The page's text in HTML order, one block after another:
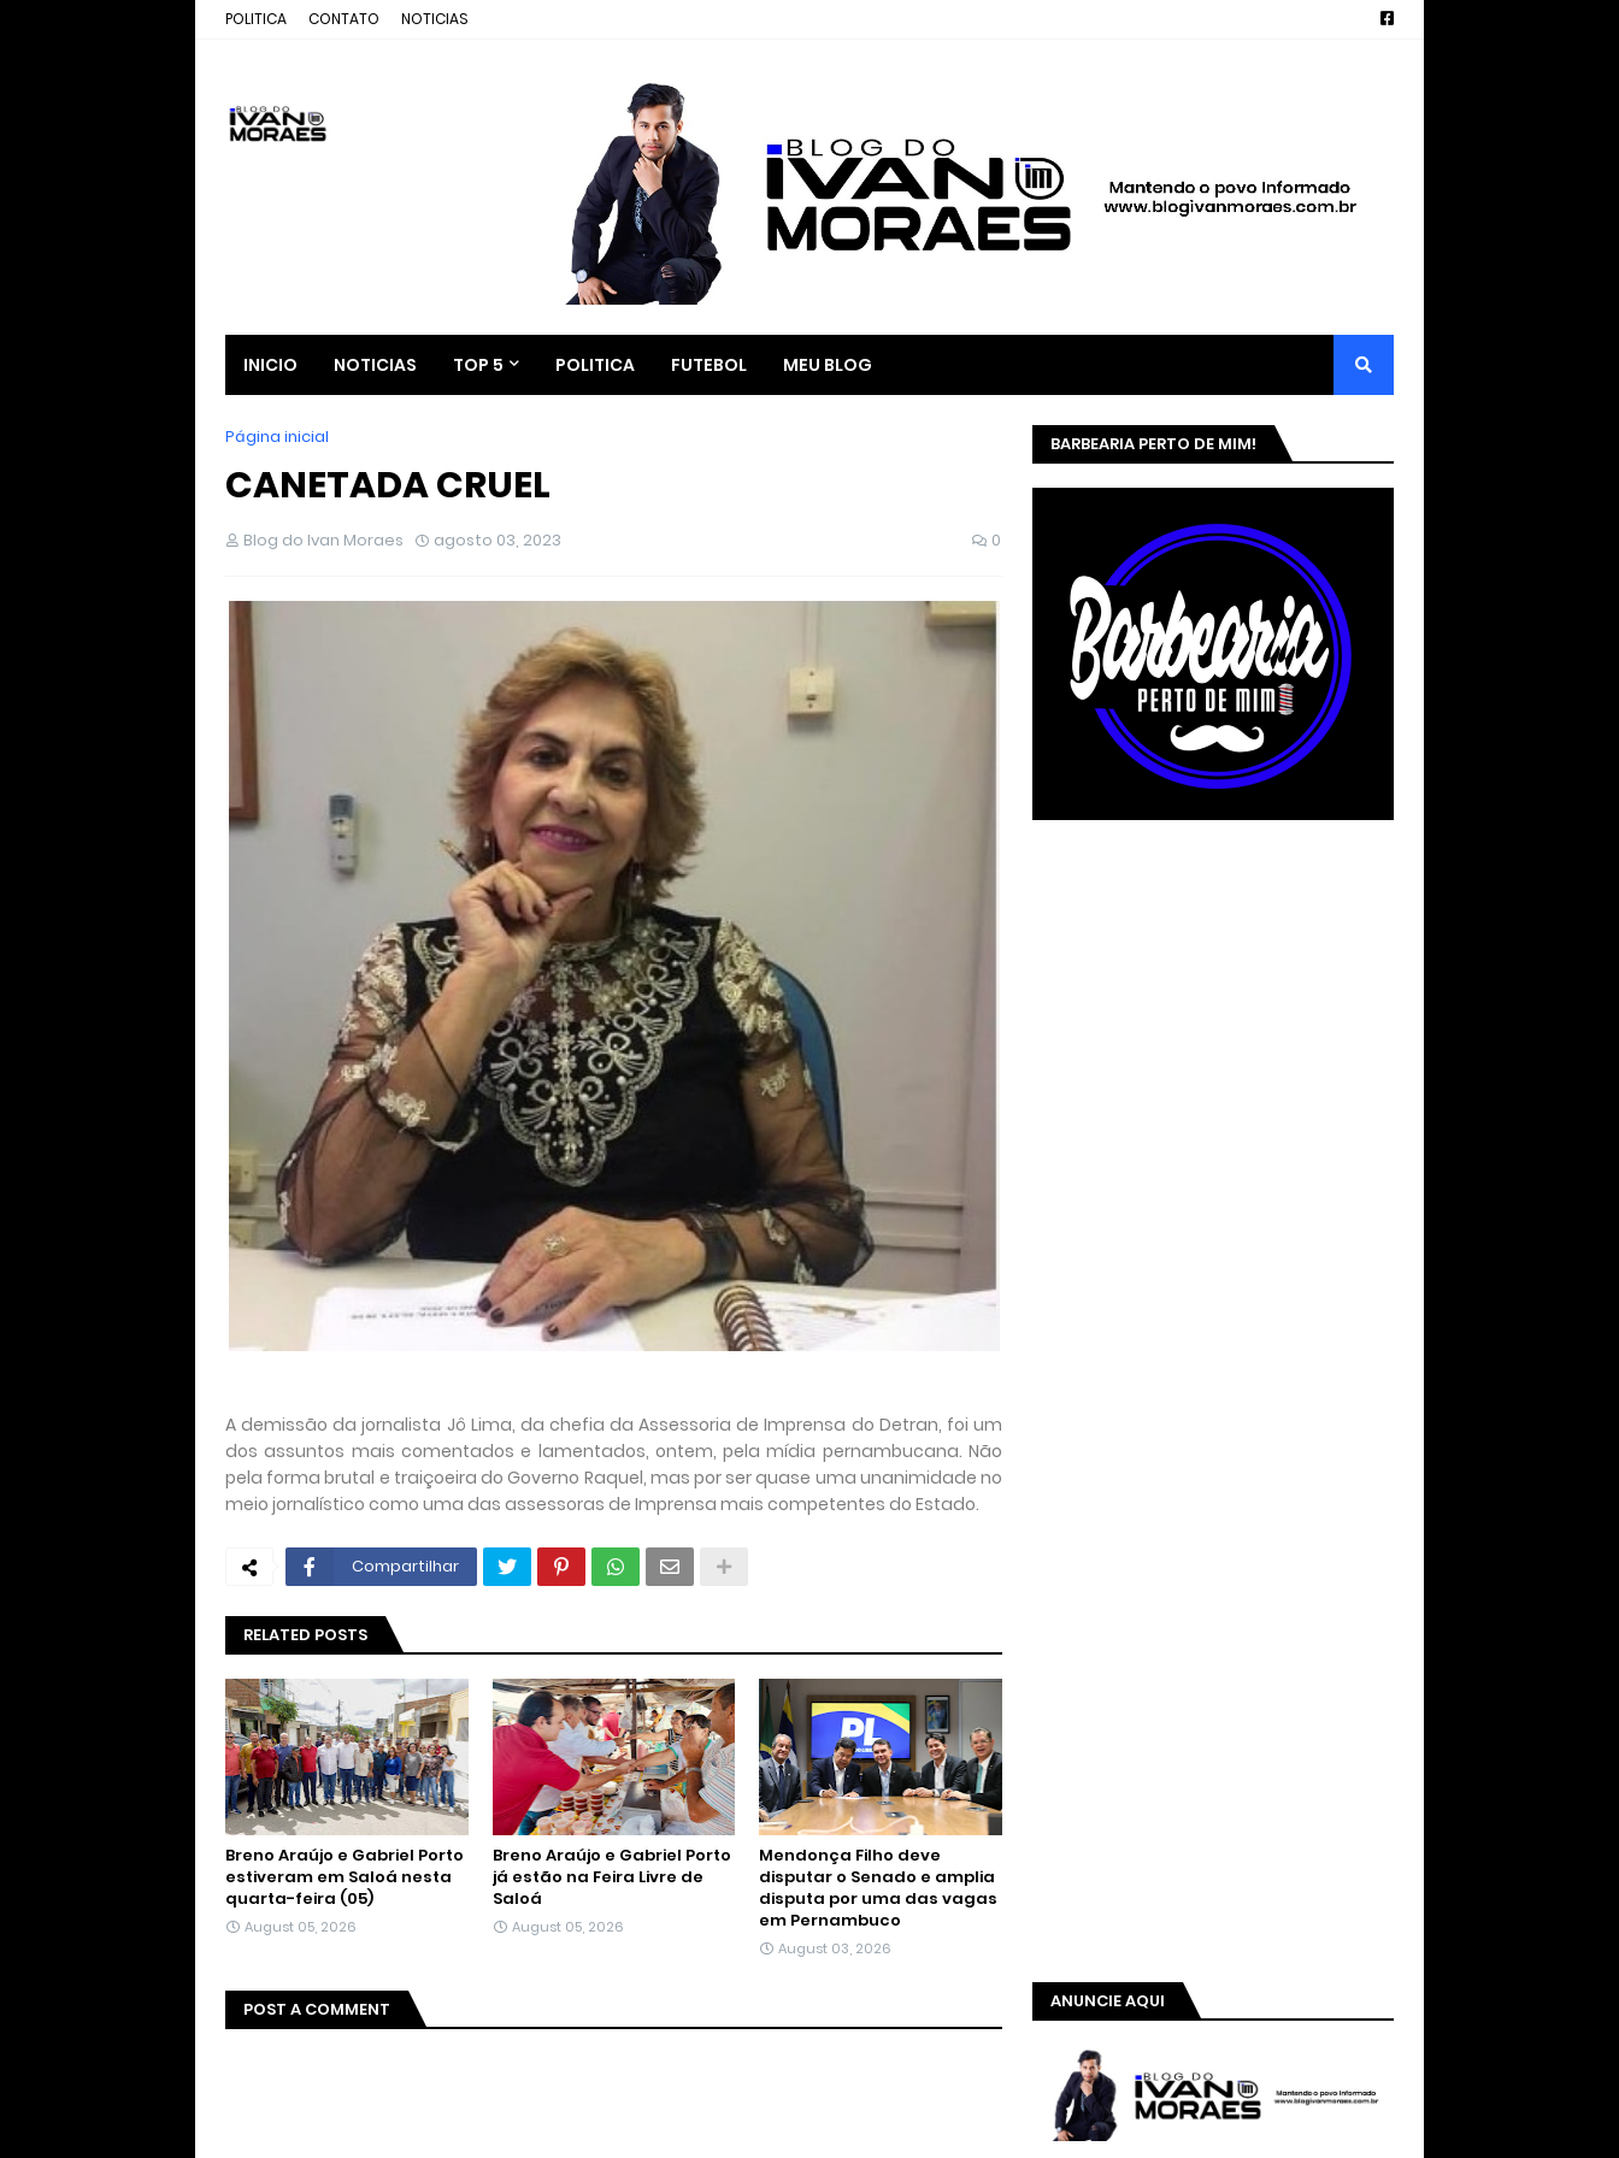
POLITICA CONTATO NOTICIAS
INICIO NOTICIAS TOP 5 POLITICA FUTEBOL MEU BLOG
Página inicial
CANETADA CRUEL
Blog do Ivan Moraes agosto 03, 2023 0
A demissão da jornalista Jô Lima, da chefia da Assessoria de Imprensa do Detran, foi um
dos assuntos mais comentados e lamentados, ontem, pela mídia pernambucana. Não
pela forma brutal e traiçoeira do Governo Raquel, mas por ser quase uma unanimidade no
meio jornalístico como uma das assessoras de Imprensa mais competentes do Estado.
Compartilhar
RELATED POSTS
Breno Araújo e Gabriel Porto
estiveram em Saloá nesta
quarta-feira (05)
August 05, 2026
Breno Araújo e Gabriel Porto
já estão na Feira Livre de
Saloá
August 05, 2026
Mendonça Filho deve
disputar o Senado e amplia
disputa por uma das vagas
em Pernambuco
August 03, 2026
POST A COMMENT
BARBEARIA PERTO DE MIM!
ANUNCIE AQUI